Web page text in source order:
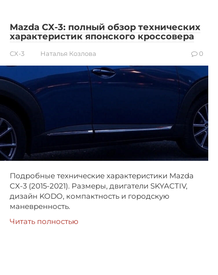
Mazda CX-3: полный обзор технических
характеристик японского кроссовера
CX-3 Наталья Козлова 0
Подробные технические характеристики Mazda
CX-3 (2015-2021). Размеры, двигатели SKYACTIV,
дизайн KODO, компактность и городскую
маневренность.
Читать полностью